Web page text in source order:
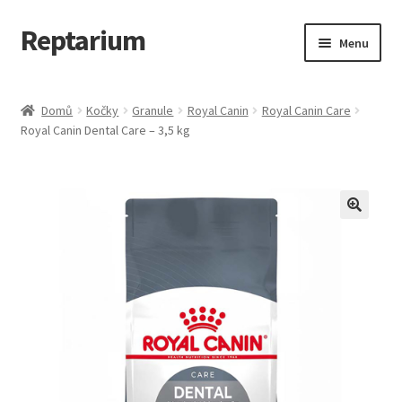
Přeskočit
na
Přejít
k
webu
Reptarium Menu
Košík
Domů Kočky Granule Royal Canin
Royal Canin Care
Royal Canin Dental Care – 3,5 kg